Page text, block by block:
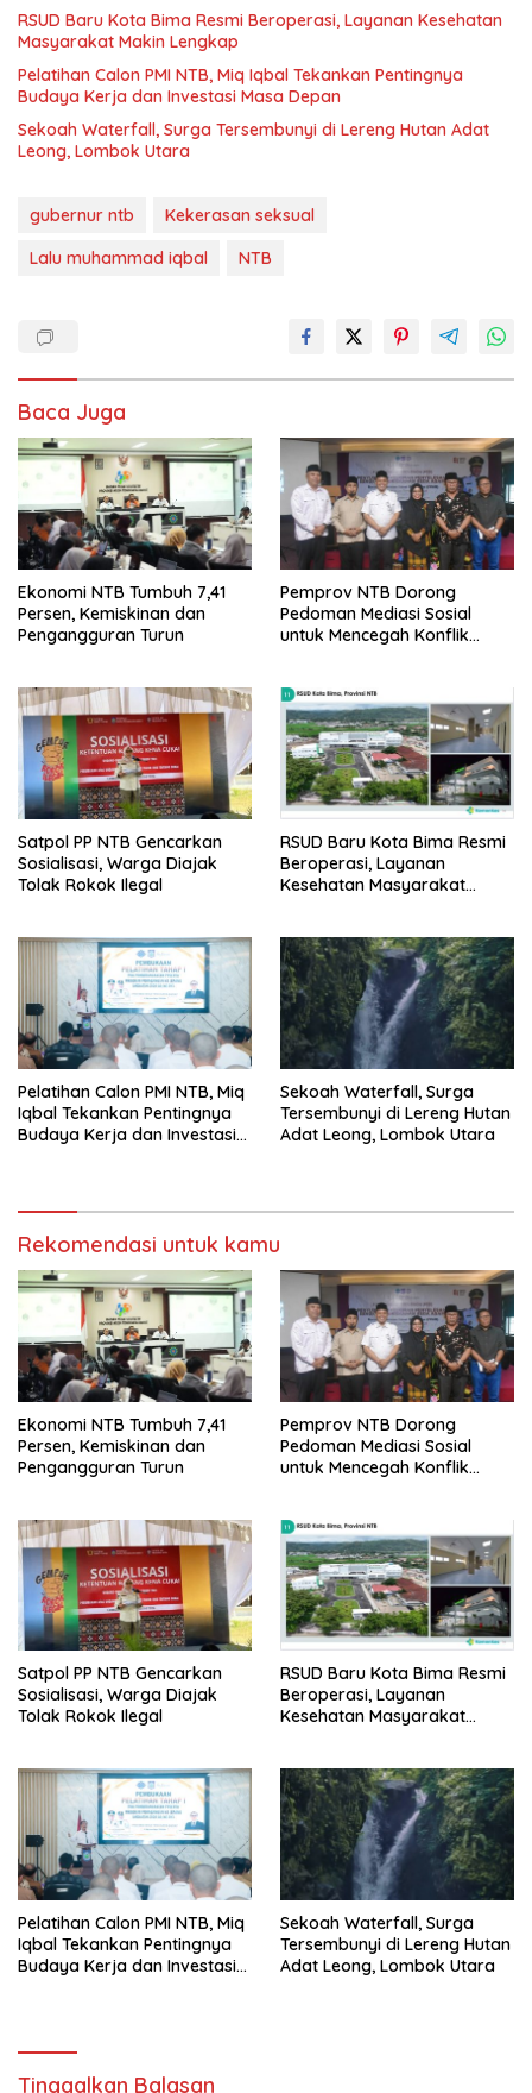
RSUD Baru Kota Bima Resmi Beroperasi, Layanan Kesehatan
Masyarakat Makin Lengkap
Pelatihan Calon PMI NTB, Miq Iqbal Tekankan Pentingnya
Budaya Kerja dan Investasi Masa Depan
Sekoah Waterfall, Surga Tersembunyi di Lereng Hutan Adat
Leong, Lombok Utara
gubernur ntb
Kekerasan seksual
Lalu muhammad iqbal
NTB
Baca Juga
Ekonomi NTB Tumbuh 7,41
Persen, Kemiskinan dan
Pengangguran Turun
Pemprov NTB Dorong
Pedoman Mediasi Sosial
untuk Mencegah Konflik
Satpol PP NTB Gencarkan
Sosialisasi, Warga Diajak
Tolak Rokok Ilegal
RSUD Baru Kota Bima Resmi
Beroperasi, Layanan
Kesehatan Masyarakat
Pelatihan Calon PMI NTB, Miq
Iqbal Tekankan Pentingnya
Budaya Kerja dan Investasi
Sekoah Waterfall, Surga
Tersembunyi di Lereng Hutan
Adat Leong, Lombok Utara
Rekomendasi untuk kamu
Ekonomi NTB Tumbuh 7,41
Persen, Kemiskinan dan
Pengangguran Turun
Pemprov NTB Dorong
Pedoman Mediasi Sosial
untuk Mencegah Konflik
Satpol PP NTB Gencarkan
Sosialisasi, Warga Diajak
Tolak Rokok Ilegal
RSUD Baru Kota Bima Resmi
Beroperasi, Layanan
Kesehatan Masyarakat
Pelatihan Calon PMI NTB, Miq
Iqbal Tekankan Pentingnya
Budaya Kerja dan Investasi
Sekoah Waterfall, Surga
Tersembunyi di Lereng Hutan
Adat Leong, Lombok Utara
Tinggalkan Balasan